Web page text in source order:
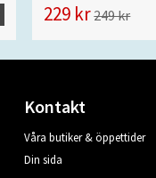
229 kr249 kr
Kontakt
Våra butiker & öppettider
Din sida